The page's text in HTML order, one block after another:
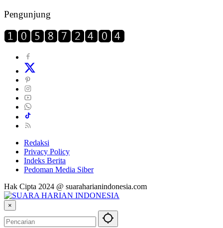
Pengunjung
Redaksi
Privacy Policy
Indeks Berita
Pedoman Media Siber
Hak Cipta 2024 @ suaraharianindonesia.com
×